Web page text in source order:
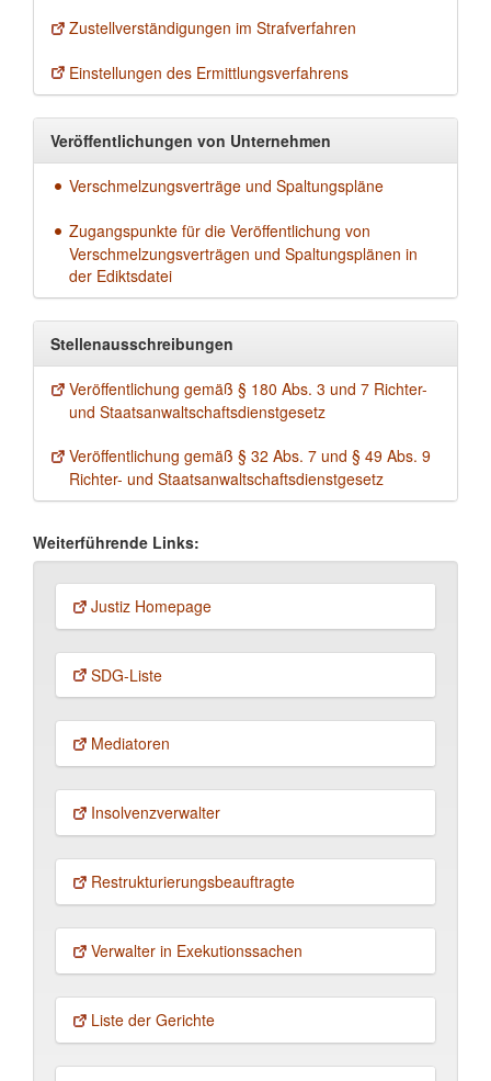
Zustellverständigungen im Strafverfahren
Einstellungen des Ermittlungsverfahrens
Veröffentlichungen von Unternehmen
Verschmelzungsverträge und Spaltungspläne
Zugangspunkte für die Veröffentlichung von
Verschmelzungsverträgen und Spaltungsplänen in
der Ediktsdatei
Stellenausschreibungen
Veröffentlichung gemäß § 180 Abs. 3 und 7 Richter-
und Staatsanwaltschaftsdienstgesetz
Veröffentlichung gemäß § 32 Abs. 7 und § 49 Abs. 9
Richter- und Staatsanwaltschaftsdienstgesetz
Weiterführende Links:
Justiz Homepage
SDG-Liste
Mediatoren
Insolvenz­verwalter
Restruktu­rierungs­beauftragte
Verwalter in Exekutions­sachen
Liste der Gerichte